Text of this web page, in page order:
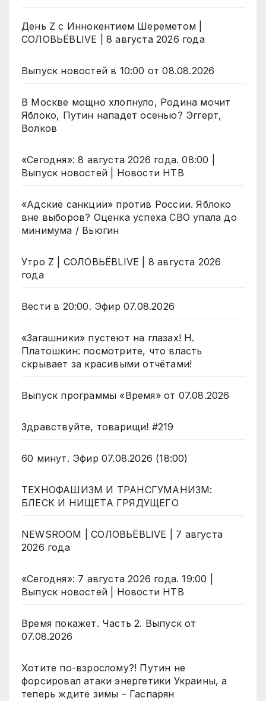
День Z с Иннокентием Шереметом |
СОЛОВЬЁВLIVE | 8 августа 2026 года
Выпуск новостей в 10:00 от 08.08.2026
В Москве мощно хлопнуло, Родина мочит
Яблоко, Путин нападет осенью? Эггерт,
Волков
«Сегодня»: 8 августа 2026 года. 08:00 |
Выпуск новостей | Новости НТВ
«Адские санкции» против России. Яблоко
вне выборов? Оценка успеха СВО упала до
минимума / Вьюгин
Утро Z | СОЛОВЬЁВLIVE | 8 августа 2026
года
Вести в 20:00. Эфир 07.08.2026
«Загашники» пустеют на глазах! Н.
Платошкин: посмотрите, что власть
скрывает за красивыми отчётами!
Выпуск программы «Время» от 07.08.2026
Здравствуйте, товарищи! #219
60 минут. Эфир 07.08.2026 (18:00)
ТЕХНОФАШИЗМ И ТРАНСГУМАНИЗМ:
БЛЕСК И НИЩЕТА ГРЯДУЩЕГО
NEWSROOM | СОЛОВЬЁВLIVE | 7 августа
2026 года
«Сегодня»: 7 августа 2026 года. 19:00 |
Выпуск новостей | Новости НТВ
Время покажет. Часть 2. Выпуск от
07.08.2026
Хотите по-взрослому?! Путин не
форсировал атаки энергетики Украины, а
теперь ждите зимы – Гаспарян